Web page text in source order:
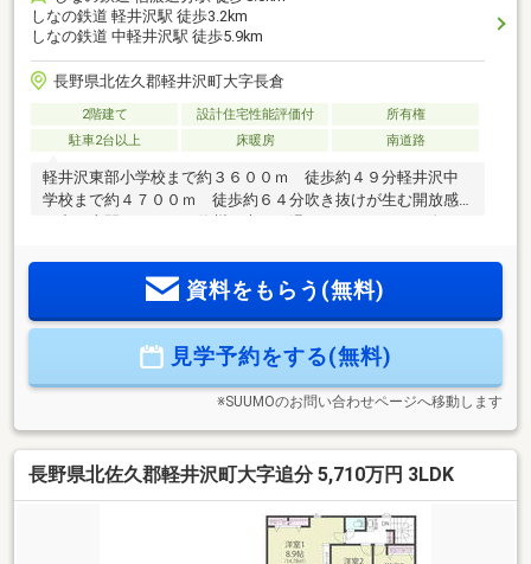
しなの鉄道 軽井沢駅 徒歩3.2km
しなの鉄道 中軽井沢駅 徒歩5.9km
長野県北佐久郡軽井沢町大字長倉
2階建て 設計住宅性能評価付
所有権
駐車2台以上
床暖房 南道路
軽井沢東部小学校まで約３６００ｍ 徒歩約４９分軽井沢中
学校まで約４７００ｍ 徒歩約６４分吹き抜けが生む開放感
住まい。◎お問合せは【０１２０－８０１－３７０】まで♪お
気軽にお問合せください！◎店舗へご来店いただくと未公開
ご購入相談はもちろん、住宅ローンのご相談も承っておりま
す。支払っていけるか…、審査が通るか…など、住宅ローンの
ご心配ごとは当社へご相談ください！
資料をもらう(無料)
見学予約をする(無料)
※SUUMOのお問い合わせページへ移動します
長野県北佐久郡軽井沢町大字追分 5,710万円 3LDK